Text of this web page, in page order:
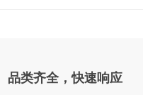
品类齐全，快速响应